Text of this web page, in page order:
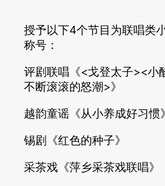
授予以下4个节目为联唱类
称号：
评剧联唱《<戈登太子><小
不断滚滚的怒潮>》
越韵童谣《从小养成好习惯》
锡剧《红色的种子》
采茶戏《萍乡采茶戏联唱》